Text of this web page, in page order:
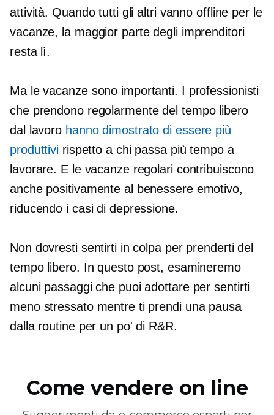
attività. Quando tutti gli altri vanno offline per le
vacanze, la maggior parte degli imprenditori
resta lì.
Ma le vacanze sono importanti. I professionisti
che prendono regolarmente del tempo libero
dal lavoro hanno dimostrato di essere più
produttivi rispetto a chi passa più tempo a
lavorare. E le vacanze regolari contribuiscono
anche positivamente al benessere emotivo,
riducendo i casi di depressione.
Non dovresti sentirti in colpa per prenderti del
tempo libero. In questo post, esamineremo
alcuni passaggi che puoi adottare per sentirti
meno stressato mentre ti prendi una pausa
dalla routine per un po' di R&R.
Come vendere on line